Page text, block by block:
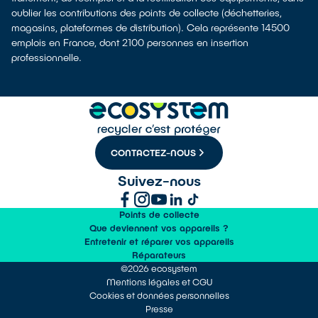
oublier les contributions des points de collecte (déchetteries,
magasins, plateformes de distribution). Cela représente 14500
emplois en France, dont 2100 personnes en insertion
professionnelle.
CONTACTEZ-NOUS
Suivez-nous
Points de collecte
Que deviennent vos appareils ?
Entretenir et réparer vos appareils
Réparateurs
©2026 ecosystem
Mentions légales et CGU
Cookies et données personnelles
Presse